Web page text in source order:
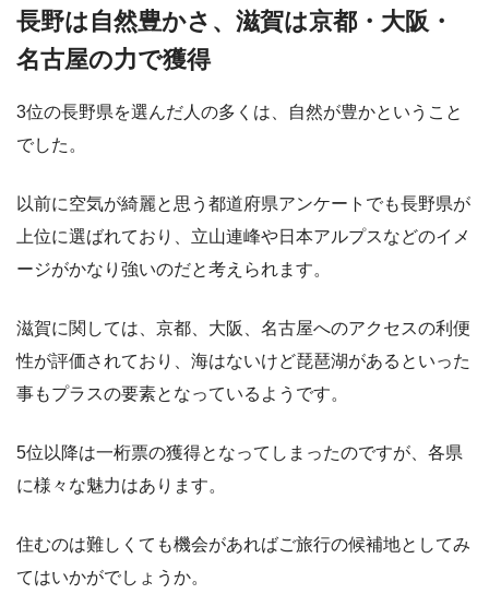
長野は自然豊かさ、滋賀は京都・大阪・
名古屋の力で獲得
3位の長野県を選んだ人の多くは、自然が豊かということ
でした。
以前に空気が綺麗と思う都道府県アンケートでも長野県が
上位に選ばれており、立山連峰や日本アルプスなどのイメ
ージがかなり強いのだと考えられます。
滋賀に関しては、京都、大阪、名古屋へのアクセスの利便
性が評価されており、海はないけど琵琶湖があるといった
事もプラスの要素となっているようです。
5位以降は一桁票の獲得となってしまったのですが、各県
に様々な魅力はあります。
住むのは難しくても機会があればご旅行の候補地としてみ
てはいかがでしょうか。